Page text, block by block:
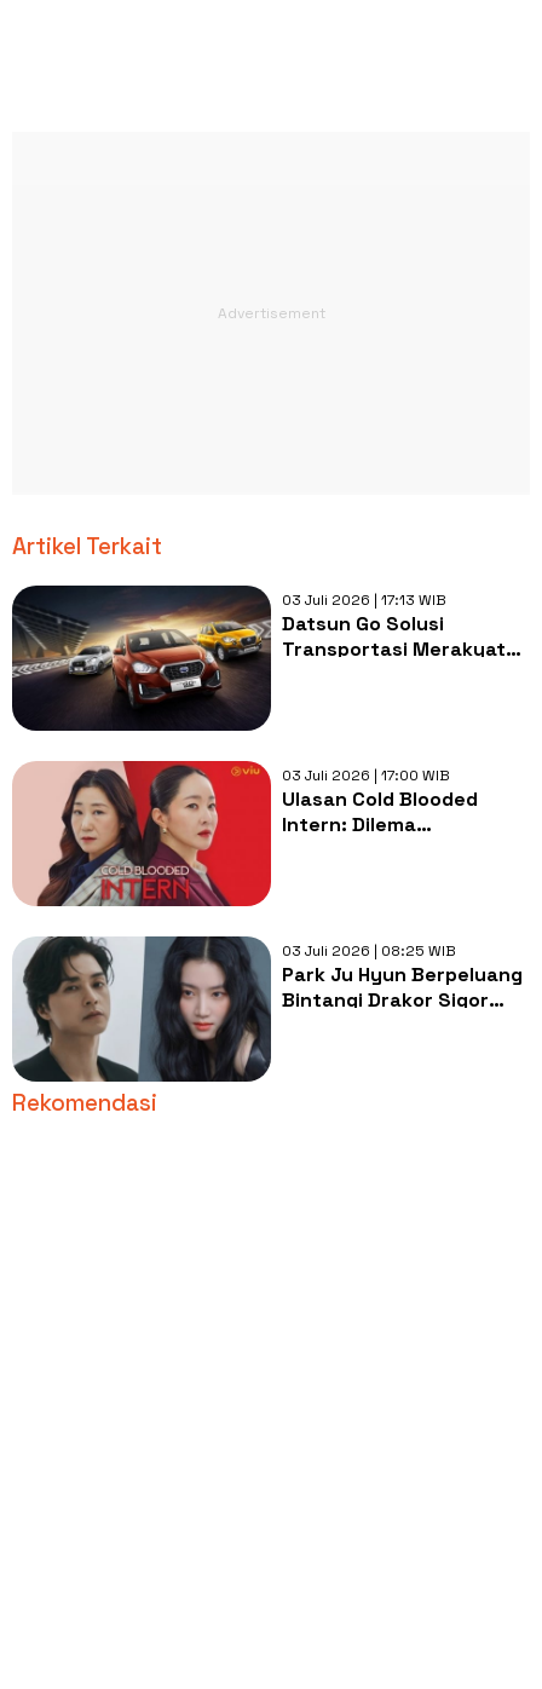
Artikel Terkait
03 Juli 2026 | 17:13 WIB
Datsun Go Solusi
Transportasi Merakyat?
03 Juli 2026 | 17:00 WIB
Ulasan Cold Blooded
Intern: Dilema
03 Juli 2026 | 08:25 WIB
Park Ju Hyun Berpeluang
Bintangi Drakor Sigor
Rekomendasi